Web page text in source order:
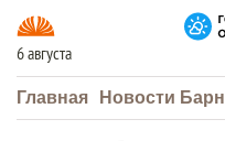
6 августа
Главная Новости